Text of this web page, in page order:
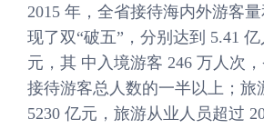
2015 年，全省接待海内外游客
现了双“破五”，分别达到 5.41
元，其 中入境游客 246 万人次
接待游客总人数的一半以上；旅
5230 亿元，旅游从业人员超过